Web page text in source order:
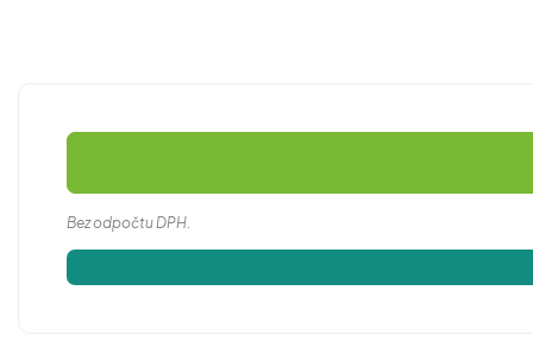
Bez odpočtu DPH.